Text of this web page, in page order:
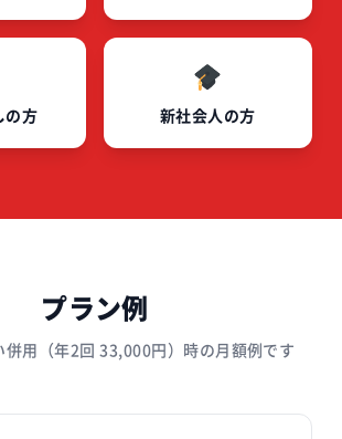
の方 新社会人の方
プラン例
用（年2回 33,000円）時の月額例です